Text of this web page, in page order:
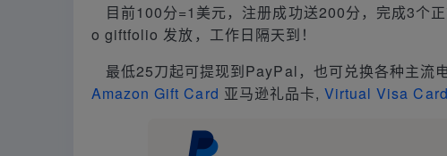
目前100分=1美元，注册成功送200分，完成3个
o giftfolio 发放，工作日隔天到！
最低25刀起可提现到PayPal，也可兑换各种主流
Amazon Gift Card 亚马逊礼品卡, Virtual Visa Card